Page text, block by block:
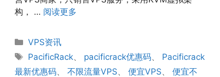
构， … 阅读更多
分
类
VPS资讯
标
签
PacificRack、 pacificrack优惠码、 Pacificrack
最新优惠码、 不限流量VPS、 便宜VPS、 便宜不